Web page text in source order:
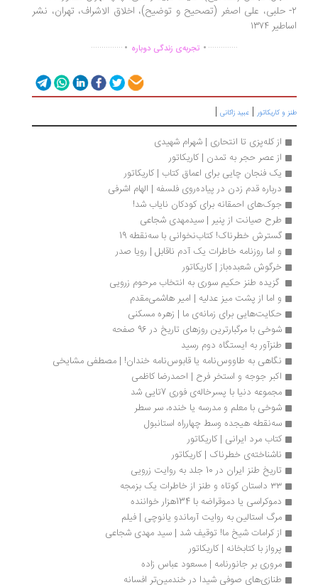
حلبی، علی اصغر (تصحیح و توضیح)، اخلاق الاشراف، تهران، نشر
............... .تجربه‌ی زندگی دوباره ...............
و کاریکاتور |عبید زاکانی|
از کله‌پزی تا انتحاری | شهرام شهیدی
از عصر حجر به تمدن | کاریکاتور
یک فنجان چایی برای اعماق کتاب | کاریکاتور
درباره قدم زدن در پیاده‌روی فلسفه | الهام اشرفی
جوک‌های احمقانه برای کودکان نایاب شد!
طرح صیانت از پنیر | سیدمهدی شجاعی
گسترش خطرناک! کتاب‌نخوانی با سه‌نقطه 19
و اما روزنامه خاطرات یک آدم ناقابل | رویا صدر
خرگوش شعبده‌باز | کاریکاتور
گزیده طنز حکیم سوری به انتخاب مرحوم زرویی
و اما از پشت میز عدلیه | امیر هاشمی‌مقدم
حکایت‌هایی برای زمانه‌ی ما | زهره مسکنی
شوخی با مرگبارترین روزهای تاریخ در 96 صفحه
طنزآور به ایستگاه دوم رسید
نگاهی به طاووس‌نامه یا قابوس‌نامه‌ خندان! | مصطفی مشایخی
اکبر جوجه و استخر فرح | احمدرضا کاظمی
مجموعه دنیا با پسرخاله‌ی فوری 7تایی شد
شوخی با معلم و مدرسه یا خنده، سر سطر
سه‌نقطه هیجده وسط چهارراه استانبول
کتاب مرد ایرانی | کاریکاتور
ناشناخته‌ی خطرناک | کاریکاتور
تاریخ طنز ایران در 10 جلد به روایت زرویی
دموکراسی یا دموقراضه با 134هزار خواننده
مرگ استالین به روایت آرماندو یانوچی | فیلم
از کرامات شیخ ما! توقیف شد | سید مهدی شجاعی
پرواز با کتابخانه | کاریکاتور
مروری بر جانورنامه | مسعود عباس زاده
طنازی‌های صوفی شیدا در خندمین‌تر افسانه